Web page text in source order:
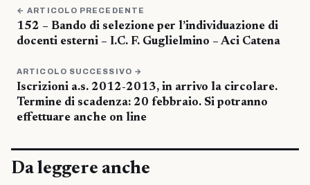
← ARTICOLO PRECEDENTE
152 – Bando di selezione per l’individuazione di
docenti esterni – I.C. F. Guglielmino – Aci Catena
ARTICOLO SUCCESSIVO →
Iscrizioni a.s. 2012-2013, in arrivo la circolare.
Termine di scadenza: 20 febbraio. Si potranno
effettuare anche on line
Da leggere anche